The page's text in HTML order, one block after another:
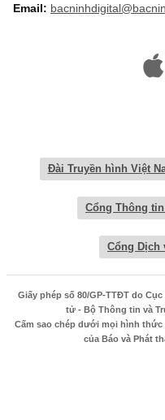
Email:
Đài Truyền hình Việt
Cổng Thông
Cổng Dịch
Giấy phép số 80/GP-TTĐT do
tử - Bộ Thông tin và
Cấm sao chép dưới mọi hình
của Báo và Phát